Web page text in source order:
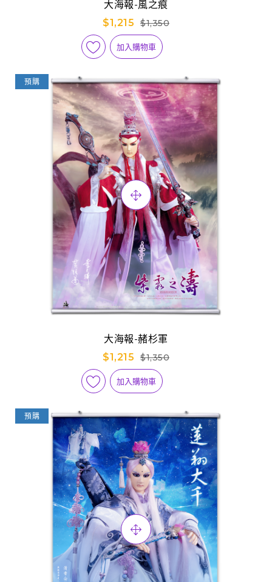
大海報-風之痕
$1,215
$1,350
加入購物車
預購
大海報-赭杉軍
$1,215
$1,350
加入購物車
預購